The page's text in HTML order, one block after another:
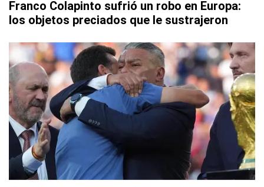
Franco Colapinto sufrió un robo en Europa:
los objetos preciados que le sustrajeron